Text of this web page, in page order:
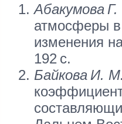
Абакумова
атмосферы в
изменения
192 c.
Байкова И.